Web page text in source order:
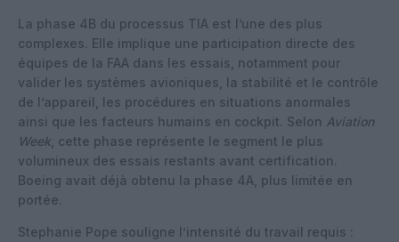
La phase 4B du processus TIA est l’une des plus
complexes. Elle implique une participation directe des
équipes de la FAA dans les essais, notamment pour
valider les systèmes avioniques, la stabilité et le contrôle
de l’appareil, les procédures en situations anormales
ainsi que les facteurs humains en cockpit. Selon Aviation
Week , cette phase représente le segment le plus
volumineux des essais restants avant certification.
Boeing avait déjà obtenu la phase 4A, plus limitée en
portée.
Stephanie Pope souligne l’intensité du travail requis :